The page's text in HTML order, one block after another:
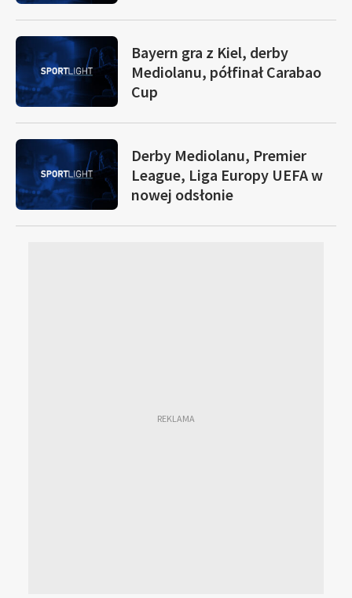
Bayern gra z Kiel, derby
Mediolanu, półfinał Carabao
Cup
Derby Mediolanu, Premier
League, Liga Europy UEFA w
nowej odsłonie